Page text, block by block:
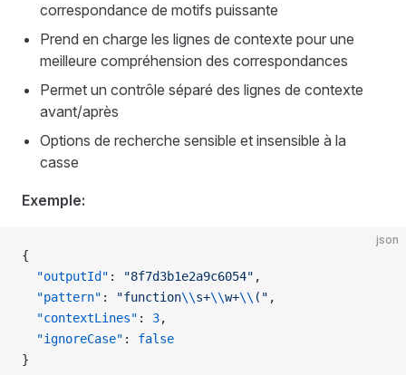
correspondance de motifs puissante
Prend en charge les lignes de contexte pour une
meilleure compréhension des correspondances
Permet un contrôle séparé des lignes de contexte
avant/après
Options de recherche sensible et insensible à la
casse
Exemple:
json
{
  "outputId"
: "8f7d3b1e2a9c6054" ,
  "pattern"
: "function\\s+\\w+\\ (" ,
  "contextLines"
: 3,
  "ignoreCase"
: false
}